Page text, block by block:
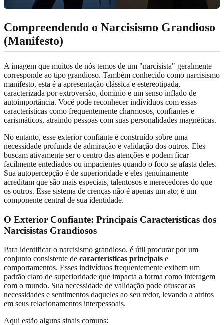
Compreendendo o Narcisismo Grandioso
(Manifesto)
A imagem que muitos de nós temos de um "narcisista" geralmente
corresponde ao tipo grandioso. Também conhecido como narcisismo
manifesto, esta é a apresentação clássica e estereotipada,
caracterizada por extroversão, domínio e um senso inflado de
autoimportância. Você pode reconhecer indivíduos com essas
características como frequentemente charmosos, confiantes e
carismáticos, atraindo pessoas com suas personalidades magnéticas.
No entanto, esse exterior confiante é construído sobre uma
necessidade profunda de admiração e validação dos outros. Eles
buscam ativamente ser o centro das atenções e podem ficar
facilmente entediados ou impacientes quando o foco se afasta deles.
Sua autopercepção é de superioridade e eles genuinamente
acreditam que são mais especiais, talentosos e merecedores do que
os outros. Esse sistema de crenças não é apenas um ato; é um
componente central de sua identidade.
O Exterior Confiante: Principais Características dos
Narcisistas Grandiosos
Para identificar o narcisismo grandioso, é útil procurar por um
conjunto consistente de características principais e
comportamentos. Esses indivíduos frequentemente exibem um
padrão claro de superioridade que impacta a forma como interagem
com o mundo. Sua necessidade de validação pode ofuscar as
necessidades e sentimentos daqueles ao seu redor, levando a atritos
em seus relacionamentos interpessoais.
Aqui estão alguns sinais comuns: